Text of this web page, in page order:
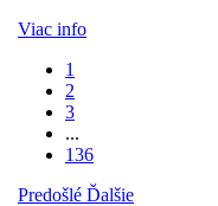
Viac info
1
2
3
...
136
Predošlé Ďalšie